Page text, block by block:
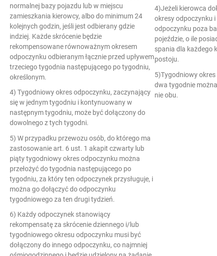
normalnej bazy pojazdu lub w miejscu
zamieszkania kierowcy, albo do minimum 24
kolejnych godzin, jeśli jest odbierany gdzie
indziej. Każde skrócenie będzie
rekompensowane równoważnym okresem
odpoczynku odbieranym łącznie przed upływem
trzeciego tygodnia następującego po tygodniu,
określonym.
4) Tygodniowy okres odpoczynku, zaczynający
się w jednym tygodniu i kontynuowany w
następnym tygodniu, może być dołączony do
dowolnego z tych tygodni.
5) W przypadku przewozu osób, do którego ma
zastosowanie art. 6 ust. 1 akapit czwarty lub
piąty tygodniowy okres odpoczynku można
przełożyć do tygodnia następującego po
tygodniu, za który ten odpoczynek przysługuje, i
można go dołączyć do odpoczynku
tygodniowego za ten drugi tydzień.
6) Każdy odpoczynek stanowiący
rekompensatę za skrócenie dziennego i/lub
tygodniowego okresu odpoczynku musi być
dołączony do innego odpoczynku, co najmniej
4)Jeżeli kierowca
okresy odpoczynku
odpoczynku poza
pojeździe, o ile
spania dla każdego
postoju.
5)Tygodniowy
dwa tygodnie
nie obu.